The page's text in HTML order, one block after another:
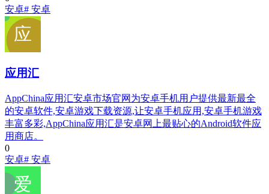
安卓# 安卓
应用汇
AppChina应用汇安卓市场官网为安卓手机用户提供最新最全
的安卓软件,安卓游戏下载资源,让安卓手机应用,安卓手机游戏
丰富多彩,AppChina应用汇是安卓网上最贴心的Android软件应
用商店。
0
安卓# 安卓